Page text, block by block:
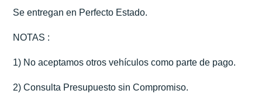
Se entregan en Perfecto Estado.
NOTAS :
1) No aceptamos otros vehículos como parte de pago.
2) Consulta Presupuesto sin Compromiso.